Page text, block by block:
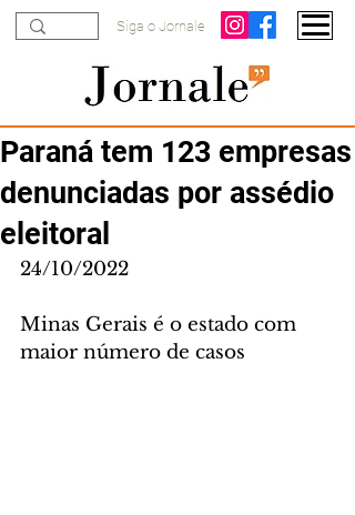
Siga o Jornale
Paraná tem 123 empresas
denunciadas por assédio
eleitoral
24/10/2022
Minas Gerais é o estado com
maior número de casos